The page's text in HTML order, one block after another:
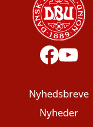
Nyhedsbreve
Nyheder